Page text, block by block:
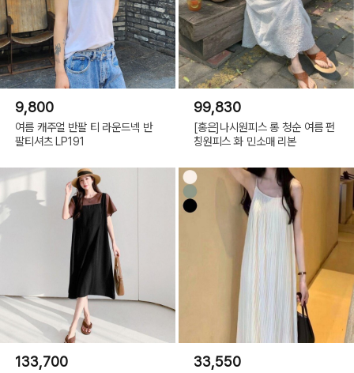
9,800
여름 캐주얼 반팔 티 라운드넥 반
팔티셔츠 LP191
99,830
[홍은]나시원피스 롱 청순 여름 펀
칭원피스 화 민소매 리본
133,700 33,550